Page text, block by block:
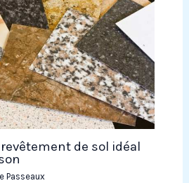
de sol idéal
Passeaux